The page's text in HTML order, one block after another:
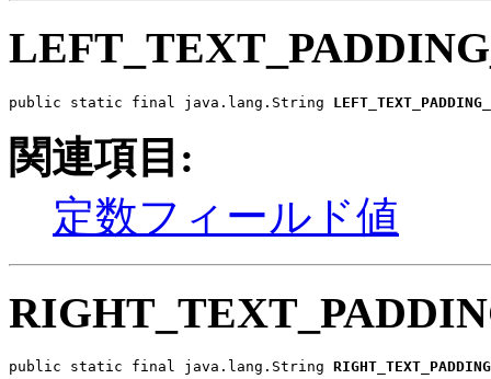
public static final java.lang.String
関連項目:
定数フィールド値
public static final java.lang.String